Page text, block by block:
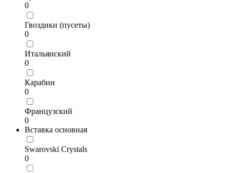
0
Гвоздики (пусеты)
0
Итальянский
0
Карабин
0
Французский
0
Вставка основная
Swarovski Crystals
0